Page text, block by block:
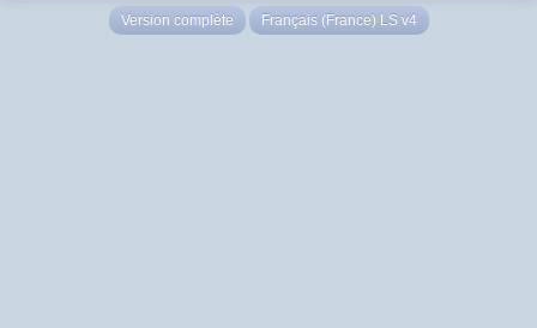
Version complète Français (France) LS v4